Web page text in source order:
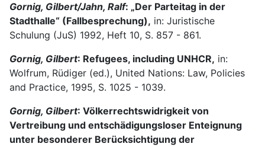
Gornig, Gilbert/Jahn, Ralf: „Der Parteitag in der
Stadthalle“ (Fallbesprechung), in: Juri­stische
Schulung (JuS) 1992, Heft 10, S. 857 - 861.
Gornig, Gilbert: Refugees, including UNHCR, in:
Wolfrum, Rüdiger (ed.), United Nations: Law, Policies
and Practice, 1995, S. 1025 - 1039.
Gornig, Gilbert: Völkerrechtswidrigkeit von
Vertreibung und entschädigungsloser Enteignung
unter besonderer Berücksichtigung der